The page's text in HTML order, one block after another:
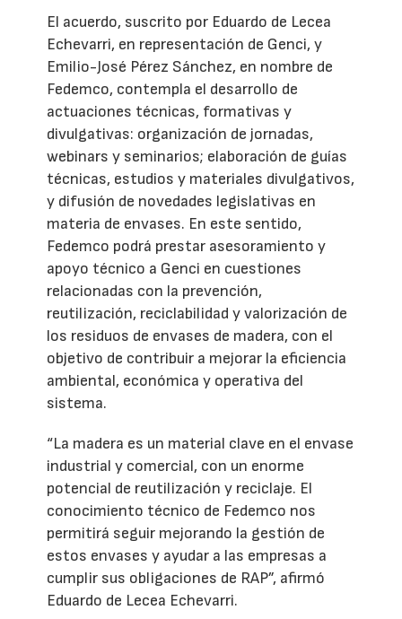
El acuerdo, suscrito por Eduardo de Lecea
Echevarri, en representación de Genci, y
Emilio-José Pérez Sánchez, en nombre de
Fedemco, contempla el desarrollo de
actuaciones técnicas, formativas y
divulgativas: organización de jornadas,
webinars y seminarios; elaboración de guías
técnicas, estudios y materiales divulgativos,
y difusión de novedades legislativas en
materia de envases. En este sentido,
Fedemco podrá prestar asesoramiento y
apoyo técnico a Genci en cuestiones
relacionadas con la prevención,
reutilización, reciclabilidad y valorización de
los residuos de envases de madera, con el
objetivo de contribuir a mejorar la eficiencia
ambiental, económica y operativa del
sistema.
“La madera es un material clave en el envase
industrial y comercial, con un enorme
potencial de reutilización y reciclaje. El
conocimiento técnico de Fedemco nos
permitirá seguir mejorando la gestión de
estos envases y ayudar a las empresas a
cumplir sus obligaciones de RAP”, afirmó
Eduardo de Lecea Echevarri.